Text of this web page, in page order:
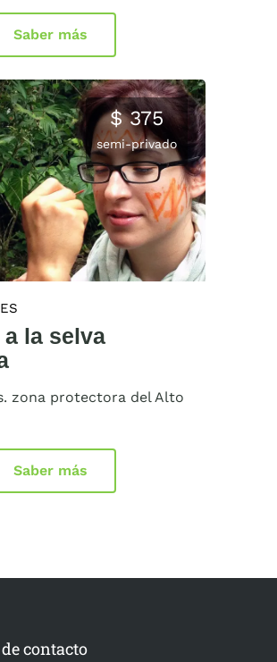
Saber más
$ 375
semi-privado
la selva
zona protectora del Alto
Saber más
contacto